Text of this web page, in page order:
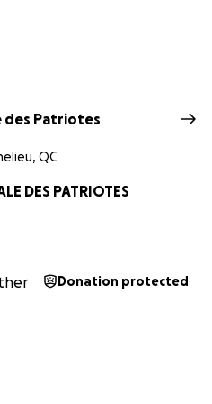
des Patriotes
QC
DES PATRIOTES
Donation protected